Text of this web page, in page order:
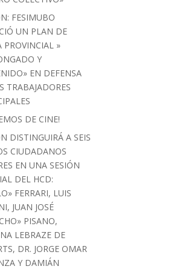
FESIMUBO
UN PLAN DE
PROVINCIAL »
Y
EN DEFENSA
TRABAJADORES
DE CINE!
DISTINGUIRÁ A SEIS
CIUDADANOS
EN UNA SESIÓN
DEL HCD:
FERRARI, LUIS
JUAN JOSÉ
PISANO,
LEBRAZE DE
DR. JORGE OMAR
Y DAMIÁN